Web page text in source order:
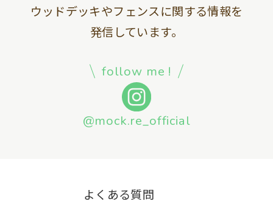
ウッドデッキやフェンスに関する情報を
発信しています。
follow me !
@mock.re_official
よくある質問